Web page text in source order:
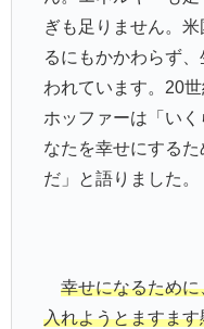
ぎも足りません。
るにもかかわらず
われています。20
ホッファーは「い
なたを幸せにする
だ」と語りました。
幸せになるため
入れようとますま